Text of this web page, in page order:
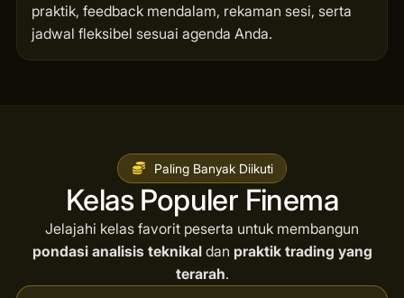
praktik, feedback mendalam, rekaman sesi, serta
jadwal fleksibel sesuai agenda Anda.
Paling Banyak Diikuti
Kelas Populer Finema
Jelajahi kelas favorit peserta untuk membangun
pondasi analisis teknikaldan praktik trading yang
terarah.